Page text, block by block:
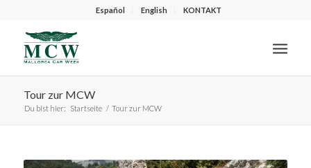
Español English KONTAKT
Tour zur MCW
Du bist hier: Startseite / Tour zur MCW